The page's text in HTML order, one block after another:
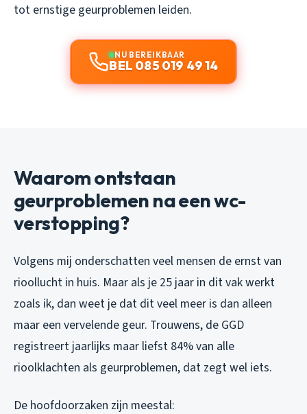
tot ernstige geurproblemen leiden.
NU BEREIKBAAR
BEL 085 019 49 14
Waarom ontstaan
geurproblemen na een wc-
verstopping?
Volgens mij onderschatten veel mensen de ernst van
rioollucht in huis. Maar als je 25 jaar in dit vak werkt
zoals ik, dan weet je dat dit veel meer is dan alleen
maar een vervelende geur. Trouwens, de GGD
registreert jaarlijks maar liefst 84% van alle
rioolklachten als geurproblemen, dat zegt wel iets.
De hoofdoorzaken zijn meestal: